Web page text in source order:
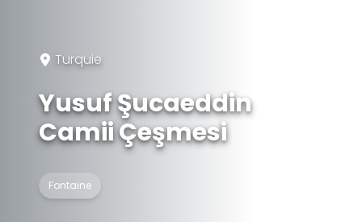
Turquie
Yusuf Şucaeddin
Camii Çeşmesi
Fontaine